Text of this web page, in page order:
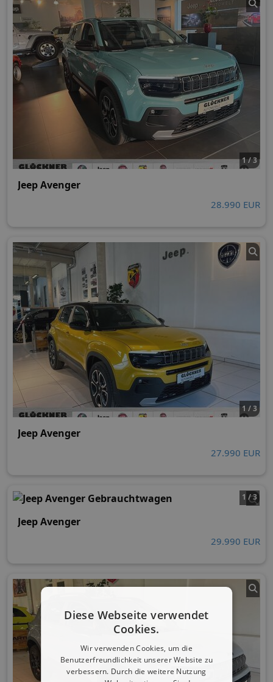
1 / 3
Jeep Avenger
28.990 EUR
1 / 3
Jeep Avenger
27.990 EUR
1 / 3
Jeep Avenger
29.990 EUR
Diese Webseite verwendet
Cookies.
Wir verwenden Cookies, um die
Benutzerfreundlichkeit unserer Website zu
verbessern. Durch die weitere Nutzung